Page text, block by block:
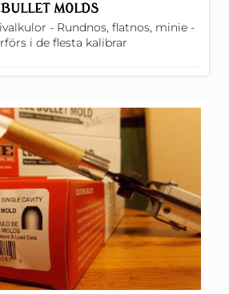
BULLET MOLDS
- Rundnos, flatnos, minie -
i de flesta kalibrar